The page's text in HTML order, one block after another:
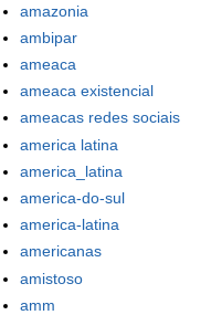
amazonia
ambipar
ameaca
ameaca existencial
ameacas redes sociais
america latina
america_latina
america-do-sul
america-latina
americanas
amistoso
amm